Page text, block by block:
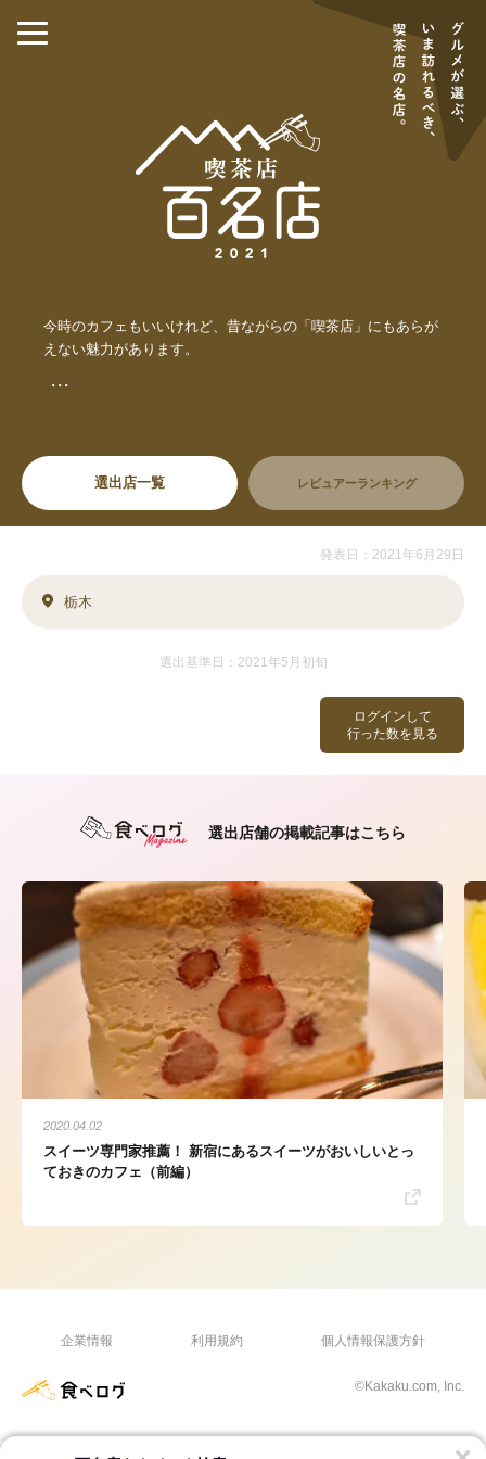
今時のカフェもいいけれど、昔ながらの「喫茶店」にもあらが
えない魅力があります。
・・・
選出店一覧 レビュアーランキング
ログインして
行った数を見る
発表日：2021年6月29日
栃木
選出基準日：2021年5月初旬
選出店舗の掲載記事はこちら
2020.04.02
スイーツ専門家推薦！ 新宿にあるスイーツがおいしいとっ
ておきのカフェ（前編）
企業情報 利用規約 個人情報保護方針
©Kakaku.com, Inc.